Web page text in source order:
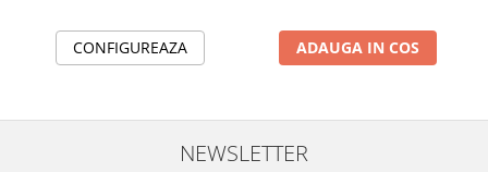
CONFIGUREAZA ADAUGA IN COS
NEWSLETTER